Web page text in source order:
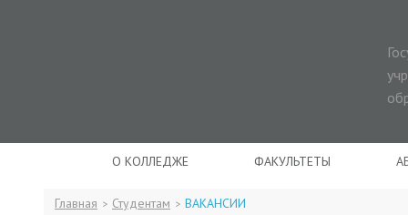
О КОЛЛЕДЖЕ ФАКУЛЬТЕТЫ
Главная > Студентам > ВАКАНСИИ